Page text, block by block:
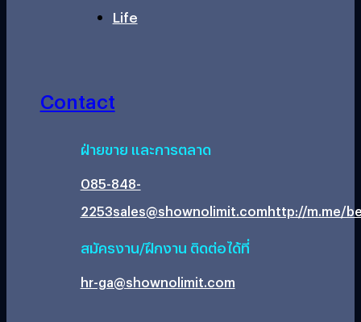
Life
Contact
ฝ่ายขาย และการตลาด
085-848-
2253sales@shownolimit.comhttp://m.me/
สมัครงาน/ฝึกงาน ติดต่อได้ที่
hr-ga@shownolimit.com